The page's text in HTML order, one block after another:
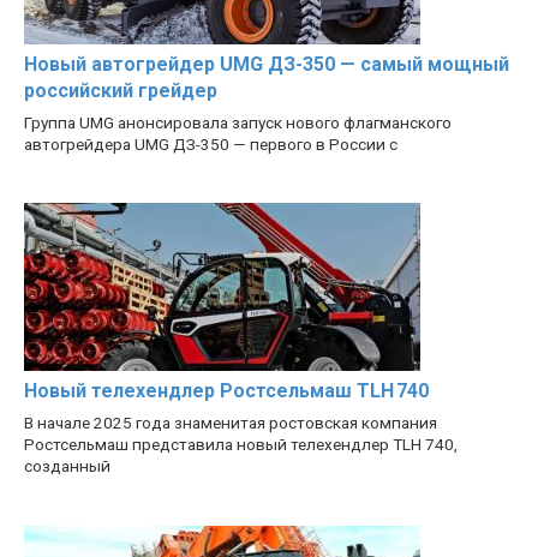
Новый автогрейдер UMG ДЗ-350 — самый мощный
российский грейдер
Группа UMG анонсировала запуск нового флагманского
автогрейдера UMG ДЗ-350 — первого в России с
Новый телехендлер Ростсельмаш TLH 740
В начале 2025 года знаменитая ростовская компания
Ростсельмаш представила новый телехендлер TLH 740,
созданный